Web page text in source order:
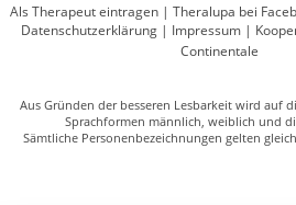
Als Therapeut eintragen | Theralupa bei
Datenschutzerklärung| Impressum|
Continentale
Aus Gründen der besseren Lesbarkeit wird auf
Sprachformen männlich, weiblich und
Sämtliche Personenbezeichnungen gelten